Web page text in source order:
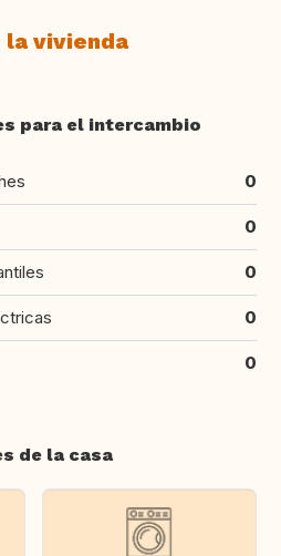
la vivienda
para el intercambio
0
0
0
0
0
de la casa